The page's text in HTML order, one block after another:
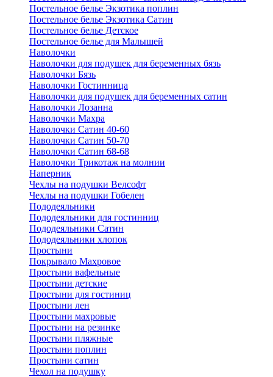
Постельное белье Экзотика поплин
Постельное белье Экзотика Сатин
Постельное белье Детское
Постельное белье для Малышей
Наволочки
Наволочки для подушек для беременных бязь
Наволочки Бязь
Наволочки Гостинница
Наволочки для подушек для беременных сатин
Наволочки Лозанна
Наволочки Махра
Наволочки Сатин 40-60
Наволочки Сатин 50-70
Наволочки Сатин 68-68
Наволочки Трикотаж на молнии
Наперник
Чехлы на подушки Велсофт
Чехлы на подушки Гобелен
Пододеяльники
Пододеяльники для гостинниц
Пододеяльники Сатин
Пододеяльники хлопок
Простыни
Покрывало Махровое
Простыни вафельные
Простыни детские
Простыни для гостиниц
Простыни лен
Простыни махровые
Простыни на резинке
Простыни пляжные
Простыни поплин
Простыни сатин
Чехол на подушку